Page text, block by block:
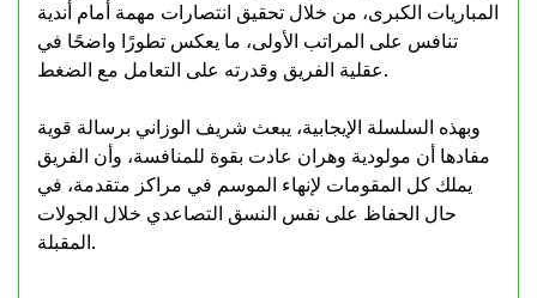
المباريات الكبرى، من خلال تحقيق انتصارات مهمة أمام أندية
تنافس على المراتب الأولى، ما يعكس تطورًا واضحًا في
عقلية الفريق وقدرته على التعامل مع الضغط.
وبهذه السلسلة الإيجابية، يبعث شريف الوزاني برسالة قوية
مفادها أن مولودية وهران عادت بقوة للمنافسة، وأن الفريق
يملك كل المقومات لإنهاء الموسم في مراكز متقدمة، في
حال الحفاظ على نفس النسق التصاعدي خلال الجولات
المقبلة.